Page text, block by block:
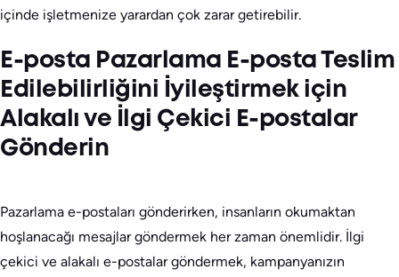
içinde işletmenize yarardan çok zarar getirebilir.
E-posta Pazarlama E-posta Teslim
Edilebilirliğini İyileştirmek için
Alakalı ve İlgi Çekici E-postalar
Gönderin
Pazarlama e-postaları gönderirken, insanların okumaktan
hoşlanacağı mesajlar göndermek her zaman önemlidir. İlgi
çekici ve alakalı e-postalar göndermek, kampanyanızın